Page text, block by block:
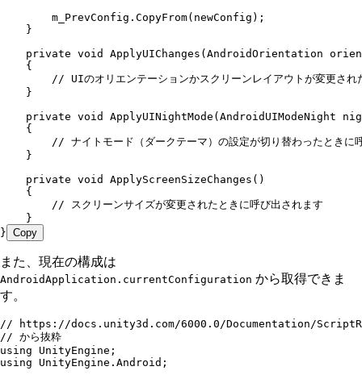
        m_PrevConfig
. CopyFrom(newConfig);
    }
    private
void ApplyUIChanges (AndroidOrientation
    {
// UIのオリエンテーションかスクリーンレイアウトが変更され
    }
    private
void ApplyUINightMode (AndroidUIModeNight
    {
// ナイトモード（ダークテーマ）の設定が切り替わったときに
    }
    private
void ApplyScreenSizeChanges ()
    {
        // スクリーンサイズが変更されたときに呼び出されます
    }
} Copy
また、現在の構成は
AndroidApplication.currentConfiguration から取得できま
す。
// https://docs.unity3d.com/6000.0/Documentation/
// から抜粋
using UnityEngine ;
using UnityEngine . Android ;